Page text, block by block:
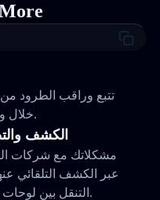
خلال واجهة برمجة تطبيقات واحدة فقط.
الكشف
عبر الكشف التلقائي
التنقل بين لوحات مختلفة، كل شيء في مكان واحد.